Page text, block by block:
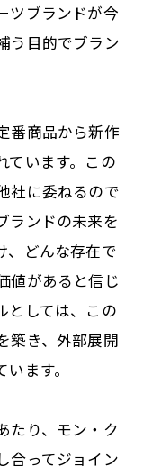
ツブランドが今
う目的でブラン
番商品から新作
ています。この
社に委ねるので
ランドの未来を
、どんな存在で
値があると信じ
としては、この
築き、外部展開
ます。
たり、モン・ク
合ってジョイン